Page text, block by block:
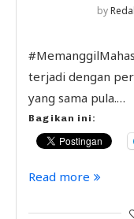
by
terjadi dengan
yang sama pula.…
Bagikan ini:
Read more